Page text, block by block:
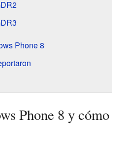
Phone 8
Phone 8 y cómo